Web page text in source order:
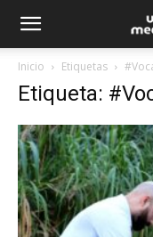
Inicio Etiquetas
Etiqueta: